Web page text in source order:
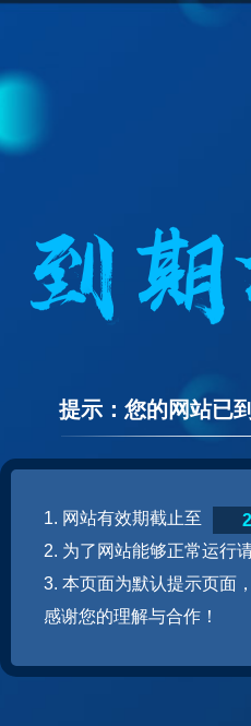
提示：您的网站已
1. 网站有效期截止至
2. 为了网站能够正常运行
3. 本页面为默认提示页面
感谢您的理解与合作！